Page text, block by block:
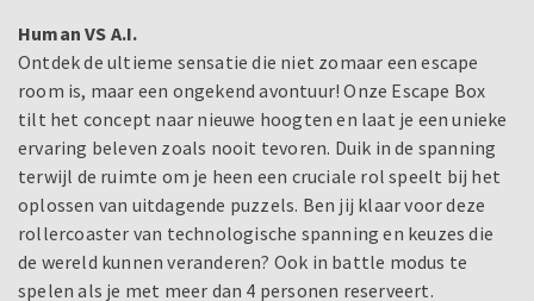
Human VS A.I.
Ontdek de ultieme sensatie die niet zomaar een escape
room is, maar een ongekend avontuur! Onze Escape Box
tilt het concept naar nieuwe hoogten en laat je een unieke
ervaring beleven zoals nooit tevoren. Duik in de spanning
terwijl de ruimte om je heen een cruciale rol speelt bij het
oplossen van uitdagende puzzels. Ben jij klaar voor deze
rollercoaster van technologische spanning en keuzes die
de wereld kunnen veranderen? Ook in battle modus te
spelen als je met meer dan 4 personen reserveert.